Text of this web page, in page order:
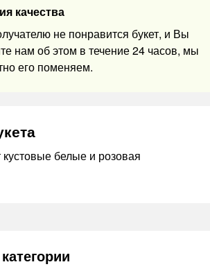
качества
не понравится букет, и Вы
нам об этом в течение 24 часов, мы
его поменяем.
белые и розовая